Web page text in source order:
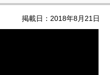
掲載日：2018年8月21日